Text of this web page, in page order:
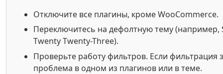
Отключите все плагины, кроме WooCommerce.
Переключитесь на дефолтную тему
Twenty Twenty-Three).
Проверьте работу фильтров. Если фильтрация
проблема в одном из плагинов или в теме.